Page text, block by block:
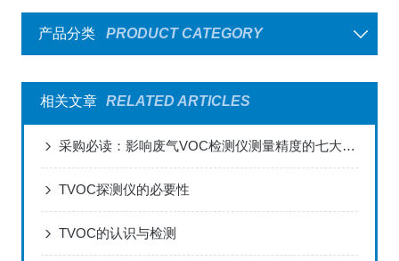
产品分类 PRODUCT CATEGORY
相关文章 RELATED ARTICLES
采购必读：影响废气VOC检测仪测量精度的七大关键因素
TVOC探测仪的必要性
TVOC的认识与检测